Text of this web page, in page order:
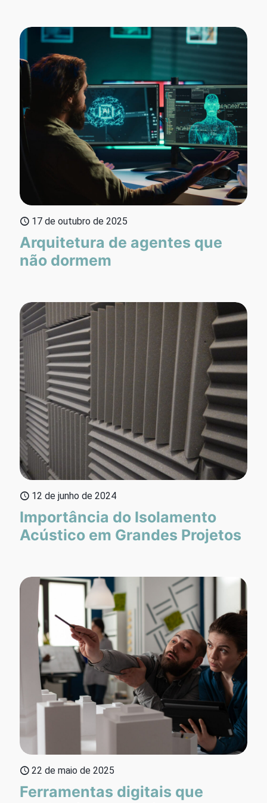
17 de outubro de 2025
Arquitetura de agentes que
não dormem
12 de junho de 2024
Importância do Isolamento
Acústico em Grandes Projetos
22 de maio de 2025
Ferramentas digitais que